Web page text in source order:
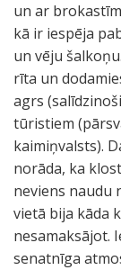
un ar
kā ir iespēja
un vēju
rīta un
agrs
tūristiem
kaimiņvalsts).
norāda, ka
neviens naudu
vietā bija kāda
nesamaksājot.
senatnīga